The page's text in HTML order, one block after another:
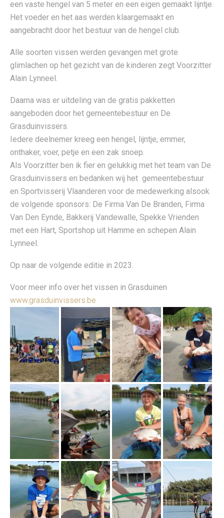
een vaste hengel van 5 meter en een eigen gemaakt lijntje.
Het voeder en het aas werden klaargemaakt en
aangebracht door het bestuur van de hengel club.
Alle soorten vissen werden gevangen met grote
glimlachen op het gezicht van de kinderen zegt Voorzitter
Alain Lynneel.
Daarna was er uitdeling van de gratis pakketten
aangeboden door het gemeentebestuur en De
Grasduinvissers.
Iedere deelnemer kreeg een hengel, lijntje, emmer,
onthaker, voer, petje en een zak snoep.
Als Voorzitter ben ik fier en gelukkig met het team van De
Grasduinvissers en bedanken wij het gemeentebestuur
en Sportvisserij Vlaanderen voor de medewerking alsook
de volgende sponsors: De Firma Van De Branden, Firma
Van Den Eynde, Bakkerij Vandewalle, Spekke Vrienden
met een Hart, Sportshop uit Hamme en schepen Alain
Lynneel.
Op naar de volgende editie in 2023.
Voor meer info over het vissen in Grasduinen
www.grasduinvissers.be